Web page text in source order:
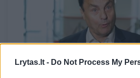
Lrytas.lt - Do Not Process My